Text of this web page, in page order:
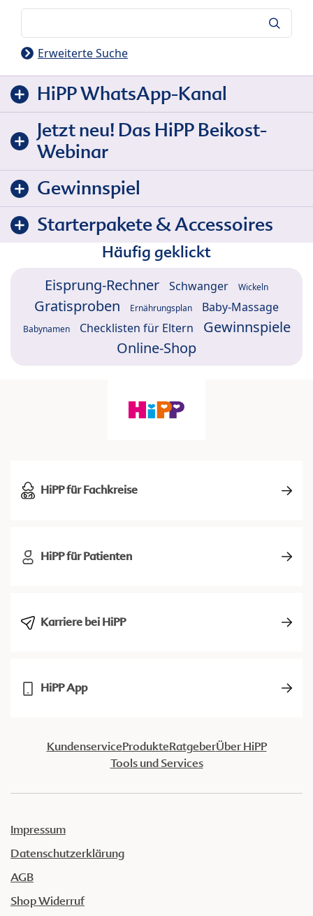
Erweiterte Suche
HiPP WhatsApp-Kanal
Jetzt neu! Das HiPP Beikost-
Webinar
Gewinnspiel
Starterpakete & Accessoires
Häufig geklickt
Eisprung-Rechner Schwanger Wickeln
Gratisproben Ernährungsplan Baby-Massage
Babynamen Checklisten für Eltern
Gewinnspiele
Online-Shop
HiPP für Fachkreise
HiPP für Patienten
Karriere bei HiPP
HiPP App
KundenserviceProdukteRatgeberÜber HiPP
Tools und Services
Impressum
Datenschutzerklärung
AGB
Shop Widerruf